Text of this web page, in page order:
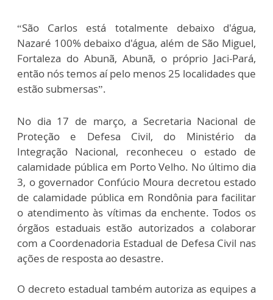
“São Carlos está totalmente debaixo d'água,
Nazaré 100% debaixo d'água, além de São Miguel,
Fortaleza do Abunã, Abunã, o próprio Jaci-Pará,
então nós temos aí pelo menos 25 localidades que
estão submersas”.
No dia 17 de março, a Secretaria Nacional de
Proteção e Defesa Civil, do Ministério da
Integração Nacional, reconheceu o estado de
calamidade pública em Porto Velho. No último dia
3, o governador Confúcio Moura decretou estado
de calamidade pública em Rondônia para facilitar
o atendimento às vítimas da enchente. Todos os
órgãos estaduais estão autorizados a colaborar
com a Coordenadoria Estadual de Defesa Civil nas
ações de resposta ao desastre.
O decreto estadual também autoriza as equipes a